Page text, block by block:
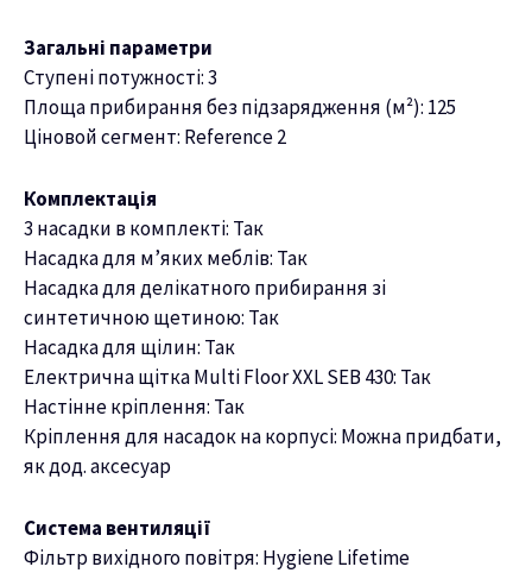
Загальні параметри
Ступені потужності: 3
Площа прибирання без підзарядження (м²): 125
Ціновой сегмент: Reference 2
Комплектація
3 насадки в комплекті: Так
Насадка для м’яких меблів: Так
Насадка для делікатного прибирання зі
синтетичною щетиною: Так
Насадка для щілин: Так
Електрична щітка Multi Floor XXL SEB 430: Так
Настінне кріплення: Так
Кріплення для насадок на корпусі: Можна придбати,
як дод. аксесуар
Система вентиляції
Фільтр вихідного повітря: Hygiene Lifetime